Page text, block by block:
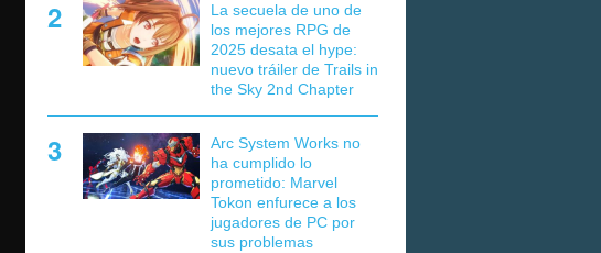
La secuela de uno de
los mejores RPG de
2025 desata el hype:
nuevo tráiler de Trails in
the Sky 2nd Chapter
Arc System Works no
ha cumplido lo
prometido: Marvel
Tokon enfurece a los
jugadores de PC por
sus problemas